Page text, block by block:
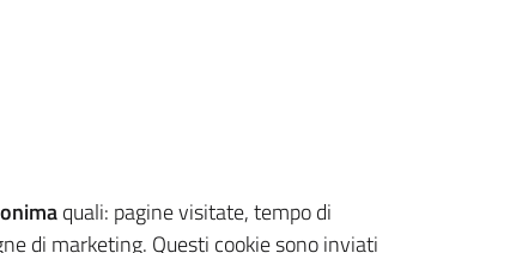
quali: pagine visitate, tempo di
di marketing. Questi cookie sono inviati